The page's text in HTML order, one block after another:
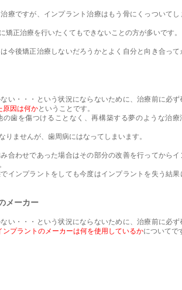
療ですが、インプラント治療はもう骨にくっついてし
矯正治療を行いたくてもできないことの方が多いです。
今後矯正治療しないだろうかとよく自分と向き合って
い・・・という状況にならないために、治療前に必ず
原因は何かということです。
の歯を傷つけることなく、再構築する夢のような治療
りませんが、歯周病にはなってしまいます。
合わせであった場合はその部分の改善を行ってからイ
インプラントをしても今度はインプラントを失う結果
メーカー
い・・・という状況にならないために、治療前に必ず
ンプラントのメーカーは何を使用しているかについてで